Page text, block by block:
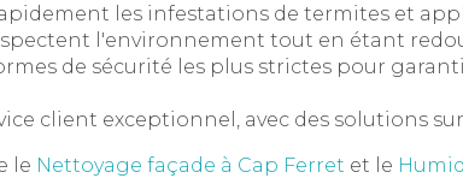
les infestations de termites et
l'environnement tout en étant
de sécurité les plus strictes pour
client exceptionnel, avec des solutions
le Nettoyage façade à Cap Ferret et le